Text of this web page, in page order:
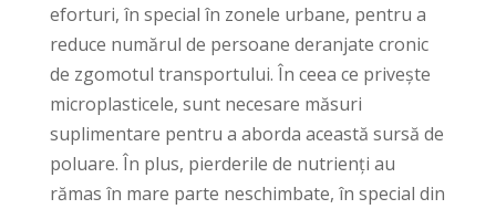
eforturi, în special în zonele urbane, pentru a
reduce numărul de persoane deranjate cronic
de zgomotul transportului. În ceea ce privește
microplasticele, sunt necesare măsuri
suplimentare pentru a aborda această sursă de
poluare. În plus, pierderile de nutrienți au
rămas în mare parte neschimbate, în special din